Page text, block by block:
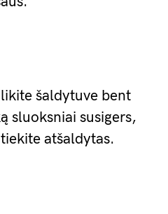
šaldytuve bent
sluoksniai susigers,
atšaldytas.